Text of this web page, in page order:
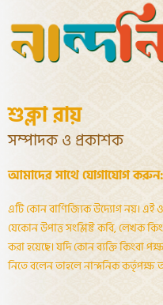
শুক্লা রায়
সম্পাদক ও প্রকাশক
আমাদের সাথে যোগাযোগ করুন:
এটি কোন বাণিজ্যিক উদ্যোগ নয়। এই
যেকোন উপাত্ত সংশ্লিষ্ট কবি, লেখক
করা হয়েছে। যদি কোন ব্যক্তি কিংবা
নিতে বলেন তাহলে নান্দনিক কর্তৃপক্ষ